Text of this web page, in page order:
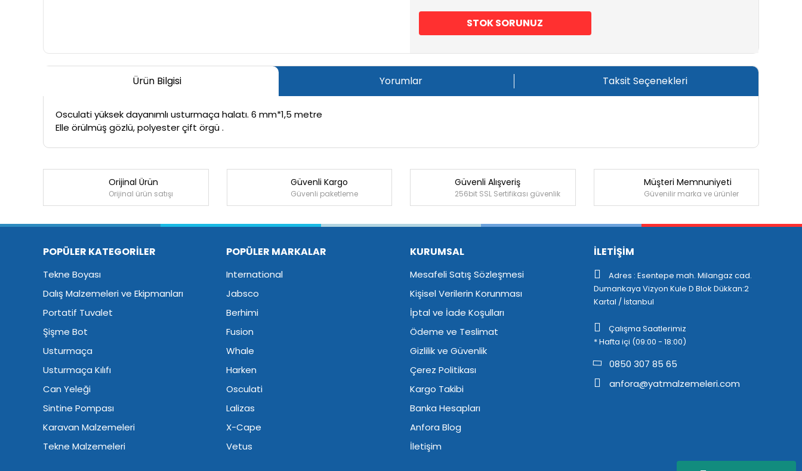
STOK SORUNUZ
Ürün Bilgisi Yorumlar Taksit Seçenekleri
Osculati yüksek dayanımlı usturmaça halatı. 6 mm*1,5 metre
Elle örülmüş gözlü, polyester çift örgü .
Bu ürüne ilk yorumu siz yapın!
Orijinal Ürün
Orijinal ürün satışı
Güvenli Kargo
Güvenli paketleme
Güvenli Alışveriş
256bit SSL Sertifikası güvenlik
Müşteri Memnuniyeti
Güvenilir marka ve ürünler
POPÜLER KATEGORİLER
Tekne Boyası
Dalış Malzemeleri ve Ekipmanları
Portatif Tuvalet
Şişme Bot
Usturmaça
Usturmaça Kılıfı
Can Yeleği
Sintine Pompası
Karavan Malzemeleri
Tekne Malzemeleri
POPÜLER MARKALAR
International
Jabsco
Berhimi
Fusion
Whale
Harken
Osculati
Lalizas
X-Cape
Vetus
KURUMSAL
Mesafeli Satış Sözleşmesi
Kişisel Verilerin Korunması
İptal ve İade Koşulları
Ödeme ve Teslimat
Gizlilik ve Güvenlik
Çerez Politikası
Kargo Takibi
Banka Hesapları
Anfora Blog
İletişim
İLETİŞİM
Adres : Esentepe mah. Milangaz cad.
Dumankaya Vizyon Kule D Blok Dükkan:2
Kartal / İstanbul
Çalışma Saatlerimiz
* Hafta içi (09:00 - 18:00)
0850 307 85 65
anfora@yatmalzemeleri.com